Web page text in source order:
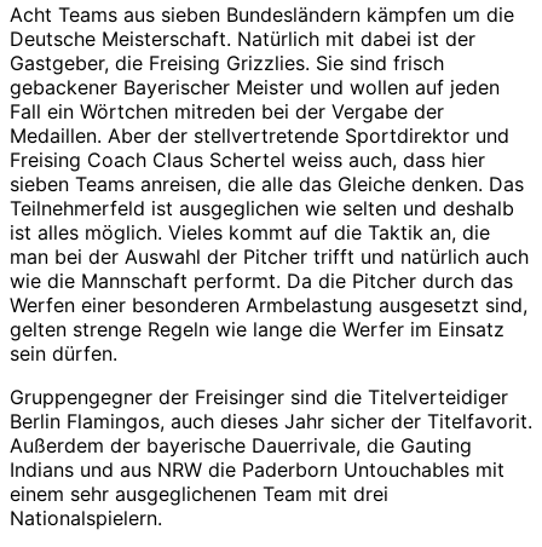
Acht Teams aus sieben Bundesländern kämpfen um die
Deutsche Meisterschaft. Natürlich mit dabei ist der
Gastgeber, die Freising Grizzlies. Sie sind frisch
gebackener Bayerischer Meister und wollen auf jeden
Fall ein Wörtchen mitreden bei der Vergabe der
Medaillen. Aber der stellvertretende Sportdirektor und
Freising Coach Claus Schertel weiss auch, dass hier
sieben Teams anreisen, die alle das Gleiche denken. Das
Teilnehmerfeld ist ausgeglichen wie selten und deshalb
ist alles möglich. Vieles kommt auf die Taktik an, die
man bei der Auswahl der Pitcher trifft und natürlich auch
wie die Mannschaft performt. Da die Pitcher durch das
Werfen einer besonderen Armbelastung ausgesetzt sind,
gelten strenge Regeln wie lange die Werfer im Einsatz
sein dürfen.
Gruppengegner der Freisinger sind die Titelverteidiger
Berlin Flamingos, auch dieses Jahr sicher der Titelfavorit.
Außerdem der bayerische Dauerrivale, die Gauting
Indians und aus NRW die Paderborn Untouchables mit
einem sehr ausgeglichenen Team mit drei
Nationalspielern.